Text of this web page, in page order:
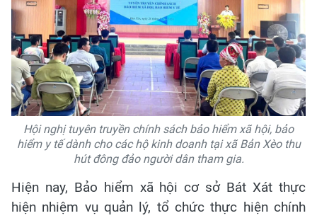
Hội nghị tuyên truyền chính sách bảo hiểm xã hội, bảo
hiểm y tế dành cho các hộ kinh doanh tại xã Bản Xèo thu
hút đông đảo người dân tham gia.
Hiện nay, Bảo hiểm xã hội cơ sở Bát Xát thực
hiện nhiệm vụ quản lý, tổ chức thực hiện chính